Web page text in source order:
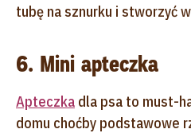
tubę na sznurku i stworzyć
6. Mini apteczka
Apteczka dla psa to must-
domu choćby podstawowe